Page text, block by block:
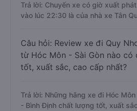
Trả lời: Chuyến xe có giờ xuất
vào lúc 22:30 là của nhà xe Tân
Câu hỏi: Review xe đi Quy
từ Hóc Môn - Sài Gòn nào có
tốt, xuất sắc, cao cấp nhất?
Trả lời: Những hãng xe đi Hóc
- Bình Định chất lượng tốt, xuất